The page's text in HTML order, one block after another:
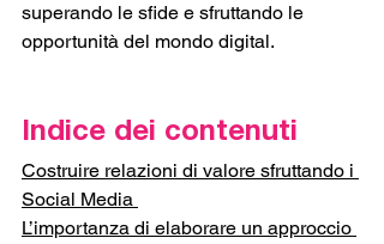
superando le sfide e sfruttando le
opportunità del mondo digital.
Indice dei contenuti
Costruire relazioni di valore sfruttando i
Social Media
L’importanza di elaborare un approccio